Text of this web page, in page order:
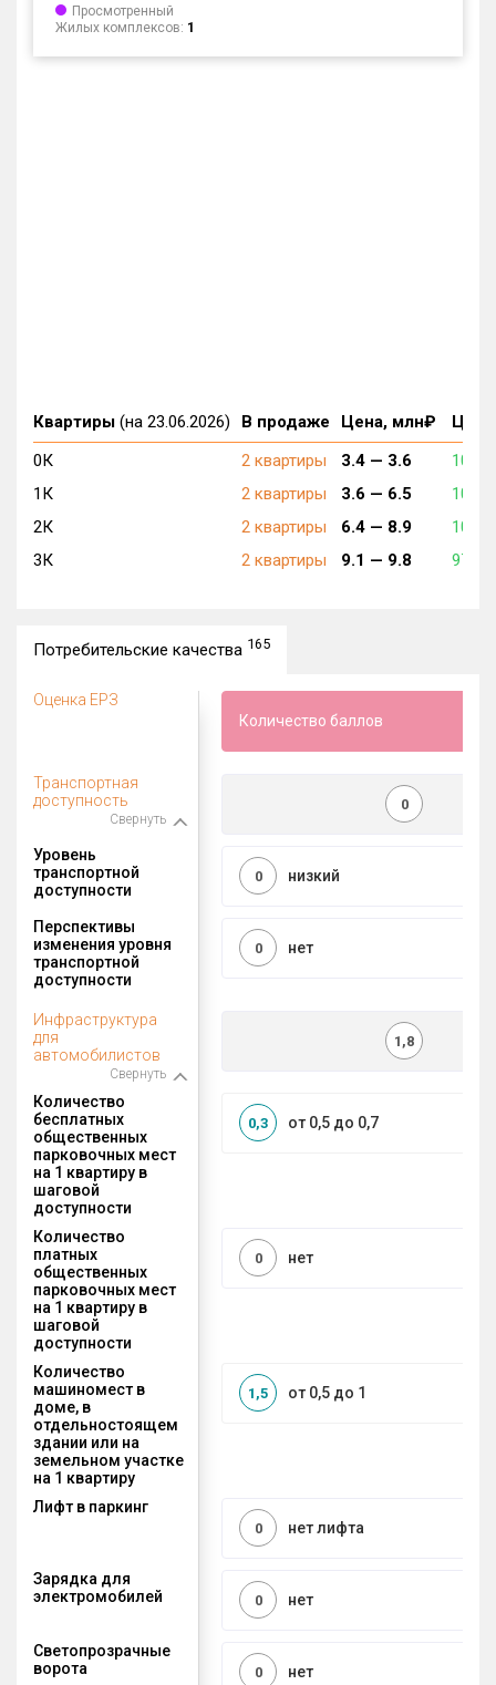
Просмотренный
Жилых комплексов: 1
Квартиры (на 23.06.2026) В продаже Цена, млн₽
0К
2 квартиры 3.4 — 3.6
102
1К
2 квартиры 3.6 — 6.5
102
2К
2 квартиры 6.4 — 8.9
101
3К
2 квартиры 9.1 — 9.8 97
Потребительские качества 165
Оценка ЕРЗ
Количество баллов
Транспортная
доступность
Свернуть
0
Уровень
транспортной
доступности
низкий
0
Перспективы
изменения уровня
транспортной
доступности
нет
0
Инфраструктура
для
автомобилистов
Свернуть
1,8
Количество
бесплатных
общественных
парковочных мест
на 1 квартиру в
шаговой
доступности
от 0,5 до 0,7
0,3
Количество
платных
общественных
парковочных мест
на 1 квартиру в
шаговой
доступности
нет
0
Количество
машиномест в
доме, в
отдельностоящем
здании или на
земельном участке
на 1 квартиру
от 0,5 до 1
1,5
Лифт в паркинг
нет лифта
0
Зарядка для
электромобилей
нет
0
Светопрозрачные
ворота
нет
0